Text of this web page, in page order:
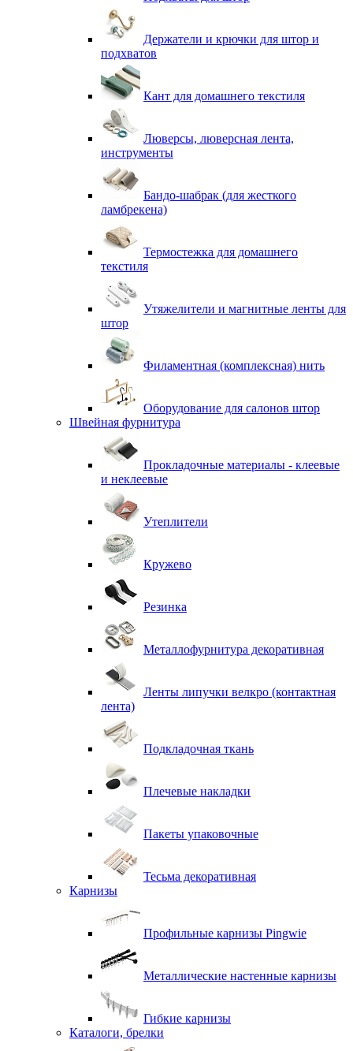
Держатели и крючки для штор и
подхватов
Кант для домашнего текстиля
Люверсы, люверсная лента,
инструменты
Бандо-шабрак (для жесткого
ламбрекена)
Термостежка для домашнего
текстиля
Утяжелители и магнитные ленты для
штор
Филаментная (комплексная) нить
Оборудование для салонов штор
Швейная фурнитура
Прокладочные материалы - клеевые
и неклеевые
Утеплители
Кружево
Резинка
Металлофурнитура декоративная
Ленты липучки велкро (контактная
лента)
Подкладочная ткань
Плечевые накладки
Пакеты упаковочные
Тесьма декоративная
Карнизы
Профильные карнизы Pingwie
Металлические настенные карнизы
Гибкие карнизы
Каталоги, брелки